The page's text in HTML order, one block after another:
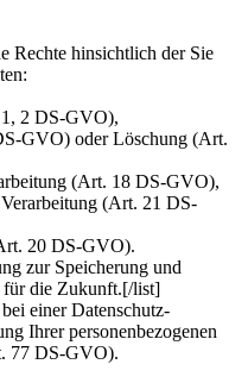
Rechte hinsichtlich der Sie
2 DS-GVO),
GVO) oder Löschung (Art.
(Art. 18 DS-GVO),
(Art. 21 DS-
20 DS-GVO).
zur Speicherung und
für die Zukunft.[/list]
einer Datenschutz-
Ihrer personenbezogenen
77 DS-GVO).